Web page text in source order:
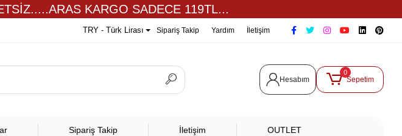
KARGO SADECE 119TL...
TRY - Türk Lirası Sipariş Takip Yardım İletişim
Hesabım
0
Sepetim
Sipariş Takip İletişim OUTLET